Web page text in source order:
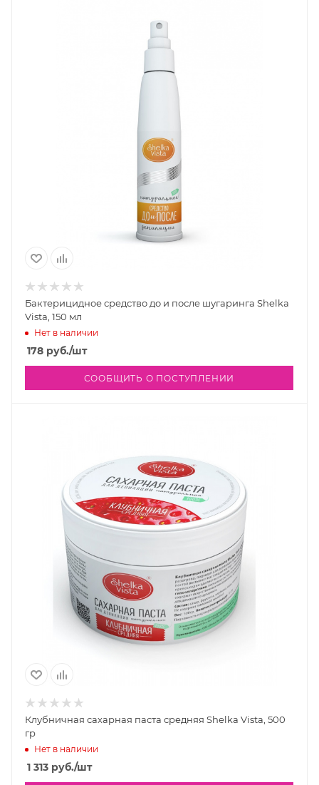
Бактерицидное средство до и после шугаринга Shelka
Vista, 150 мл
Нет в наличии
178 руб./шт
СООБЩИТЬ О ПОСТУПЛЕНИИ
Клубничная сахарная паста средняя Shelka Vista, 500
гр
Нет в наличии
1 313 руб./шт